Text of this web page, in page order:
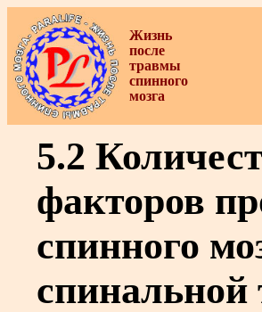
Жизнь
после
травмы
спинного
мозга
5.2
факторов
спинного
спинальной